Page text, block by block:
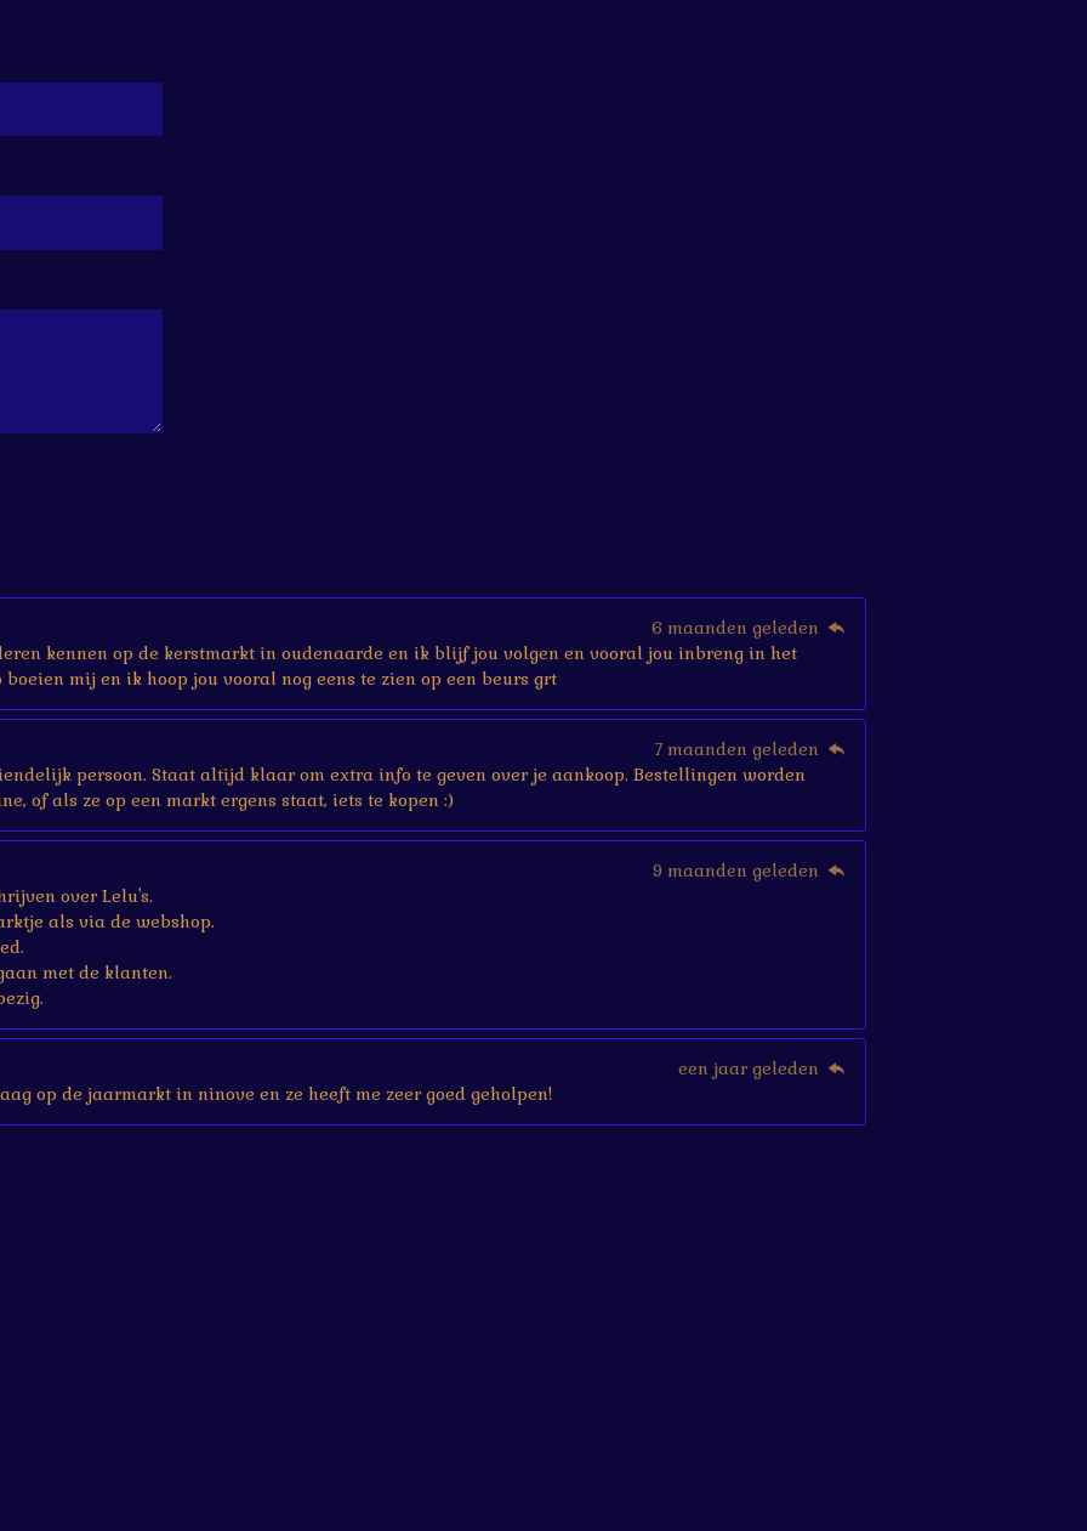
6 maanden geleden
kennen op de kerstmarkt in oudenaarde en ik blijf jou volgen en vooral jou inbreng in het
mij en ik hoop jou vooral nog eens te zien op een beurs grt
7 maanden geleden
persoon. Staat altijd klaar om extra info te geven over je aankoop. Bestellingen worden
of als ze op een markt ergens staat, iets te kopen :)
9 maanden geleden
over Lelu's.
als via de webshop.
met de klanten.
een jaar geleden
op de jaarmarkt in ninove en ze heeft me zeer goed geholpen!